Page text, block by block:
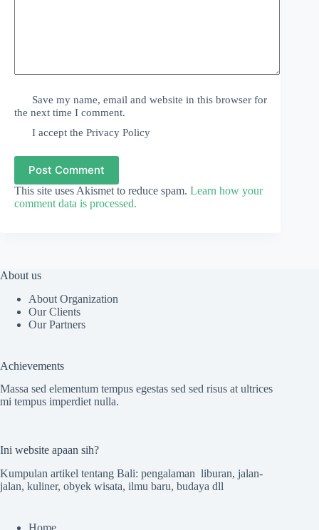
Save my name, email and website in this browser for
the next time I comment.
I accept thePrivacy Policy
Post Comment
This site uses Akismet to reduce spam. Learn how your
comment data is processed.
About us
About Organization
Our Clients
Our Partners
Achievements
Massa sed elementum tempus egestas sed sed risus at ultrices
mi tempus imperdiet nulla.
Ini website apaan sih?
Kumpulan artikel tentang Bali: pengalaman liburan, jalan-
jalan, kuliner, obyek wisata, ilmu baru, budaya dll